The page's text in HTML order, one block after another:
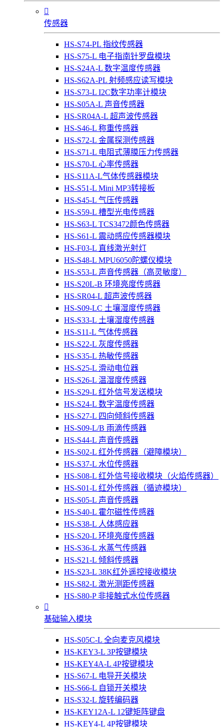

传感器
HS-S74-PL 指纹传感器
HS-S75-L 电子指南针罗盘模块
HS-S24A-L 数字温度传感器
HS-S62A-PL 射频感应读写模块
HS-S73-L I2C数字功率计模块
HS-S05A-L 声音传感器
HS-SR04A-L 超声波传感器
HS-S46-L 称重传感器
HS-S72-L 金属探测传感器
HS-S71-L 电阻式薄膜压力传感器
HS-S70-L 心率传感器
HS-S11A-L气体传感器模块
HS-S51-L Mini MP3转接板
HS-S45-L 气压传感器
HS-S59-L 槽型光电传感器
HS-S63-L TCS3472颜色传感器
HS-S61-L 震动感应传感器模块
HS-F03-L 直线激光射灯
HS-S48-L MPU6050陀螺仪模块
HS-S53-L 声音传感器（高灵敏度）
HS-S20L-B 环境亮度传感器
HS-SR04-L 超声波传感器
HS-S09-LC 土壤湿度传感器
HS-S33-L 土壤湿度传感器
HS-S11-L 气体传感器
HS-S22-L 灰度传感器
HS-S35-L 热敏传感器
HS-S25-L 滑动电位器
HS-S26-L 温湿度传感器
HS-S29-L 红外信号发送模块
HS-S24-L 数字温度传感器
HS-S27-L 四向倾斜传感器
HS-S09-L/B 雨滴传感器
HS-S44-L 声音传感器
HS-S02-L 红外传感器（避障模块）
HS-S37-L 水位传感器
HS-S08-L 红外信号接收模块（火焰传感器）
HS-S01-L 红外传感器（循迹模块）
HS-S05-L 声音传感器
HS-S40-L 霍尔磁性传感器
HS-S38-L 人体感应器
HS-S20-L 环境亮度传感器
HS-S36-L 水蒸气传感器
HS-S21-L 倾斜传感器
HS-S23-L 38K红外遥控接收模块
HS-S82-L 激光测距传感器
HS-S80-P 非接触式水位传感器

基础输入模块
HS-S05C-L 全向麦克风模块
HS-KEY3-L 3P按键模块
HS-KEY4A-L 4P按键模块
HS-S67-L 电导开关模块
HS-S66-L 自锁开关模块
HS-S32-L 旋转编码器
HS-KEY12A-L 12键矩阵键盘
HS-KEY4-L 4P按键模块